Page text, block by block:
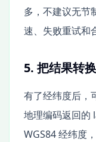
多，不建议无节
速、失败重试和
5. 把结果转
有了经纬度后，
地理编码返回
WGS84 经纬度